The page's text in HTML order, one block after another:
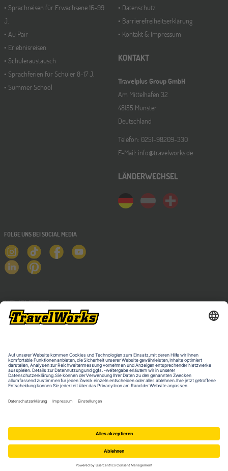
Sprachreisen für Erwachsene 16-99
J.
Au Pair
Erlebnisreisen
Schüleraustausch
Sprachferien für Schüler 8-17 J.
Summer School
Datenschutz
Barrierefreiheitserklärung
Kontakt & Impressum
KONTAKT
Travelplus Group GmbH
Am Mittelhafen 32
48155 Münster
Deutschland
Telefon: 0251-98209-330
E-Mail: info@travelworks.de
LÄNDERWECHSEL
FOLGE UNS BEI SOCIAL MEDIA
NEWSLETTER